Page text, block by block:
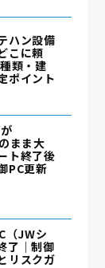
ハン設備
こに頼
類・建
ポイント
まま大
ト終了後
PC更新
（JWシ
了｜制御
リスクガ